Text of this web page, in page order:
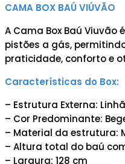
CAMA BOX BAÚ VIÚVÃO
A Cama Box Baú
pistões a gás,
praticidade, conforto e
Características do Box:
– Estrutura Externa:
– Cor Predominante:
– Material da estrutura:
– Altura total do baú
– Largura: 128 cm